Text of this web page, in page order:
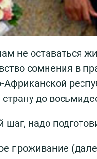
не оставаться
сомнения в
до
надо
проживание